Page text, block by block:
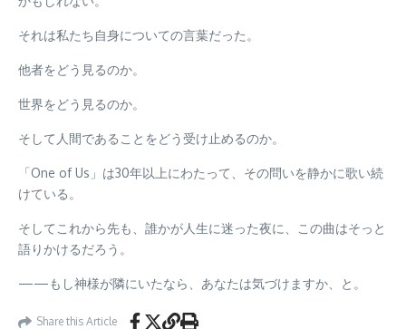
それは私たち自身についての言葉だった。
他者をどう見るのか。
世界をどう見るのか。
そして人間であることをどう受け止めるのか。
「One of Us」は30年以上にわたって、その問いを静かに歌い続
けている。
そしてこれから先も、誰かが人生に迷った夜に、この曲はそっと
語りかけるだろう。
——もし神様が隣にいたなら、あなたは気づけますか、と。
Share this Article